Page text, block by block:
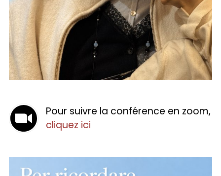
Pour suivre la conférence en zoom,
cliquez ici